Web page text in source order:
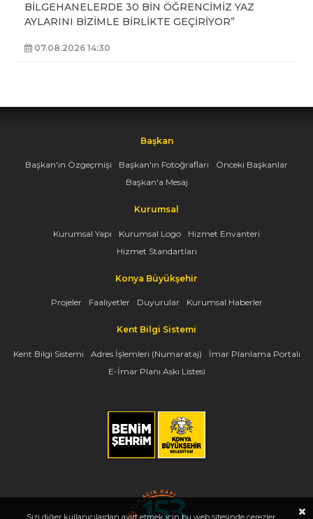
BİLGEHANELERDE 30 BİN ÖĞRENCİMİZ YAZ
AYLARINI BİZİMLE BİRLİKTE GEÇİRİYOR”
07.08.2026 14:30
Başkan
Başkan'ın Özgeçmişi Başkan'ın Fotoğrafları
Önceki Başkanlar
Başkan'a Mesaj
Kurumsal
Kurumsal Yapı Kurumsal Logo
Hizmet Envanteri
Hizmet Standartları
Konya Büyükşehir
Projeler Faaliyetler Duyurular Kurumsal Haberler
Kent Bilgi Sistemi
Kent Bilgi Sistemi Adres İşlemleri (Numarataj)
İmar Planlama Portalı
E-İmar Planı Askı Listesi
Sizi diğer kullanıcılardan ayırt etmek için bu web sitesinde çerezler